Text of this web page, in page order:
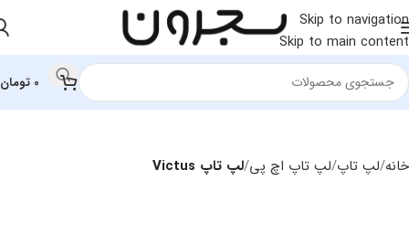
Skip to navigation
Skip to main content
0 تومان
خانه لپ تاپ لپ تاپ اچ‌ پی لپ تاپ Victus